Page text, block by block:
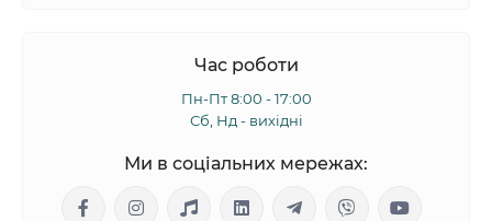
Час роботи
Пн-Пт 8:00 - 17:00
Сб, Нд - вихідні
Ми в соціальних мережах: